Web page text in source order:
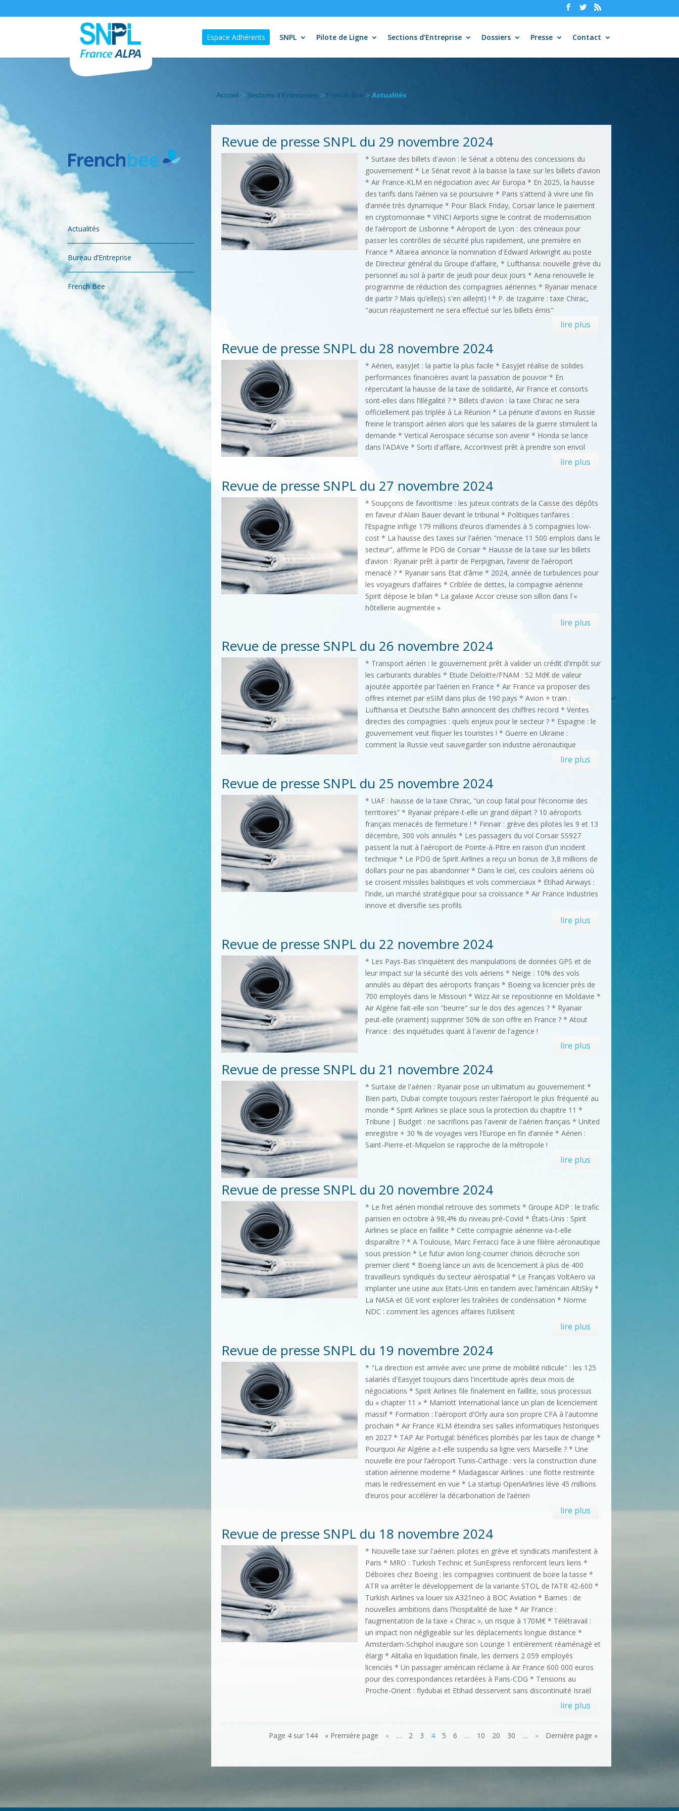
Espace Adhérents SNPL Pilote de Ligne Sections d’Entreprise Dossiers Presse Contact
Accueil > Sections d’Entreprises > French Bee > Actualités
Actualités
Bureau d’Entreprise
French Bee
Revue de presse SNPL du 29 novembre 2024
* Surtaxe des billets d'avion : le Sénat a obtenu des concessions du
gouvernement * Le Sénat revoit à la baisse la taxe sur les billets d'avion
* Air France-KLM en négociation avec Air Europa * En 2025, la hausse
des tarifs dans l’aérien va se poursuivre * Paris s’attend à vivre une fin
d’année très dynamique * Pour Black Friday, Corsair lance le paiement
en cryptomonnaie * VINCI Airports signe le contrat de modernisation
de l’aéroport de Lisbonne * Aéroport de Lyon : des créneaux pour
passer les contrôles de sécurité plus rapidement, une première en
France * Altarea annonce la nomination d'Edward Arkwright au poste
de Directeur général du Groupe d'affaire, * Lufthansa: nouvelle grève du
personnel au sol à partir de jeudi pour deux jours * Aena renouvelle le
programme de réduction des compagnies aériennes * Ryanair menace
de partir ? Mais qu’elle(s) s'en aille(nt) ! * P. de Izaguirre : taxe Chirac,
"aucun réajustement ne sera effectué sur les billets émis"
lire plus
Revue de presse SNPL du 28 novembre 2024
* Aérien, easyJet : la partie la plus facile * EasyJet réalise de solides
performances financières avant la passation de pouvoir * En
répercutant la hausse de la taxe de solidarité, Air France et consorts
sont-elles dans l’illégalité ? * Billets d'avion : la taxe Chirac ne sera
officiellement pas triplée à La Réunion * La pénurie d'avions en Russie
freine le transport aérien alors que les salaires de la guerre stimulent la
demande * Vertical Aerospace sécurise son avenir * Honda se lance
dans l'ADAVe * Sorti d'affaire, AccorInvest prêt à prendre son envol
lire plus
Revue de presse SNPL du 27 novembre 2024
* Soupçons de favoritisme : les juteux contrats de la Caisse des dépôts
en faveur d'Alain Bauer devant le tribunal * Politiques tarifaires :
l’Espagne inflige 179 millions d’euros d’amendes à 5 compagnies low-
cost * La hausse des taxes sur l'aérien "menace 11 500 emplois dans le
secteur", affirme le PDG de Corsair * Hausse de la taxe sur les billets
d’avion : Ryanair prêt à partir de Perpignan, l’avenir de l’aéroport
menacé ? * Ryanair sans Etat d’âme * 2024, année de turbulences pour
les voyageurs d’affaires * Criblée de dettes, la compagnie aérienne
Spirit dépose le bilan * La galaxie Accor creuse son sillon dans l'«
hôtellerie augmentée »
lire plus
Revue de presse SNPL du 26 novembre 2024
* Transport aérien : le gouvernement prêt à valider un crédit d'impôt sur
les carburants durables * Etude Deloitte/FNAM : 52 Md€ de valeur
ajoutée apportée par l’aérien en France * Air France va proposer des
offres internet par eSIM dans plus de 190 pays * Avion + train :
Lufthansa et Deutsche Bahn annoncent des chiffres record * Ventes
directes des compagnies : quels enjeux pour le secteur ? * Espagne : le
gouvernement veut fliquer les touristes ! * Guerre en Ukraine :
comment la Russie veut sauvegarder son industrie aéronautique
lire plus
Revue de presse SNPL du 25 novembre 2024
* UAF : hausse de la taxe Chirac, “un coup fatal pour l’économie des
territoires” * Ryanair prépare-t-elle un grand départ ? 10 aéroports
français menacés de fermeture ! * Finnair : grève des pilotes les 9 et 13
décembre, 300 vols annulés * Les passagers du vol Corsair SS927
passent la nuit à l'aéroport de Pointe-à-Pitre en raison d'un incident
technique * Le PDG de Spirit Airlines a reçu un bonus de 3,8 millions de
dollars pour ne pas abandonner * Dans le ciel, ces couloirs aériens où
se croisent missiles balistiques et vols commerciaux * Etihad Airways :
l’Inde, un marché stratégique pour sa croissance * Air France Industries
innove et diversifie ses profils
lire plus
Revue de presse SNPL du 22 novembre 2024
* Les Pays-Bas s’inquiètent des manipulations de données GPS et de
leur impact sur la sécurité des vols aériens * Neige : 10% des vols
annulés au départ des aéroports français * Boeing va licencier près de
700 employés dans le Missouri * Wizz Air se repositionne en Moldavie *
Air Algérie fait-elle son "beurre" sur le dos des agences ? * Ryanair
peut-elle (vraiment) supprimer 50% de son offre en France ? * Atout
France : des inquiétudes quant à l'avenir de l'agence !
lire plus
Revue de presse SNPL du 21 novembre 2024
* Surtaxe de l'aérien : Ryanair pose un ultimatum au gouvernement *
Bien parti, Dubaï compte toujours rester l’aéroport le plus fréquenté au
monde * Spirit Airlines se place sous la protection du chapitre 11 *
Tribune | Budget : ne sacrifions pas l'avenir de l'aérien français * United
enregistre + 30 % de voyages vers l’Europe en fin d’année * Aérien :
Saint-Pierre-et-Miquelon se rapproche de la métropole !
lire plus
Revue de presse SNPL du 20 novembre 2024
* Le fret aérien mondial retrouve des sommets * Groupe ADP : le trafic
parisien en octobre à 98,4% du niveau pré-Covid * États-Unis : Spirit
Airlines se place en faillite * Cette compagnie aérienne va-t-elle
disparaître ? * A Toulouse, Marc Ferracci face à une filière aéronautique
sous pression * Le futur avion long-courrier chinois décroche son
premier client * Boeing lance un avis de licenciement à plus de 400
travailleurs syndiqués du secteur aérospatial * Le Français VoltAero va
implanter une usine aux Etats-Unis en tandem avec l’américain AltiSky *
La NASA et GE vont explorer les traînées de condensation * Norme
NDC : comment les agences affaires l’utilisent
lire plus
Revue de presse SNPL du 19 novembre 2024
* "La direction est arrivée avec une prime de mobilité ridicule" : les 125
salariés d'Easyjet toujours dans l'incertitude après deux mois de
négociations * Spirit Airlines file finalement en faillite, sous processus
du « chapter 11 » * Marriott International lance un plan de licenciement
massif * Formation : l'aéroport d'Orly aura son propre CFA à l'automne
prochain * Air France KLM éteindra ses salles informatiques historiques
en 2027 * TAP Air Portugal: bénéfices plombés par les taux de change *
Pourquoi Air Algérie a-t-elle suspendu sa ligne vers Marseille ? * Une
nouvelle ère pour l’aéroport Tunis-Carthage : vers la construction d’une
station aérienne moderne * Madagascar Airlines : une flotte restreinte
mais le redressement en vue * La startup OpenAirlines lève 45 millions
d’euros pour accélérer la décarbonation de l’aérien
lire plus
Revue de presse SNPL du 18 novembre 2024
* Nouvelle taxe sur l'aérien: pilotes en grève et syndicats manifestent à
Paris * MRO : Turkish Technic et SunExpress renforcent leurs liens *
Déboires chez Boeing : les compagnies continuent de boire la tasse *
ATR va arrêter le développement de la variante STOL de l’ATR 42-600 *
Turkish Airlines va louer six A321neo à BOC Aviation * Barnes : de
nouvelles ambitions dans l'hospitalité de luxe * Air France :
l’augmentation de la taxe « Chirac », un risque à 170M€ * Télétravail :
un impact non négligeable sur les déplacements longue distance *
Amsterdam-Schiphol inaugure son Lounge 1 entièrement réaménagé et
élargi * Alitalia en liquidation finale, les derniers 2 059 employés
licenciés * Un passager américain réclame à Air France 600 000 euros
pour des correspondances retardées à Paris-CDG * Tensions au
Proche-Orient : flydubai et Etihad desservent sans discontinuité Israël
lire plus
Page 4 sur 144 « Première page « … 2 3 4 5 6 … 10 20 30 … » Dernière page »